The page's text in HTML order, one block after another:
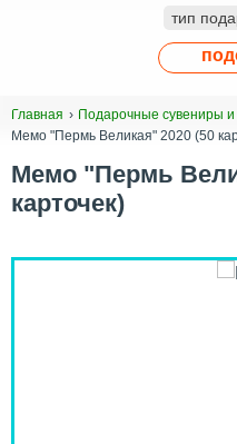
Главная
Подарочные сувениры и
Мемо "Пермь Великая" 2020 (50
Мемо "Пермь
карточек)